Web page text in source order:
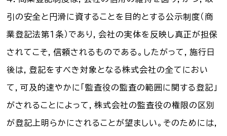
引の安全と円滑に資することを目的とする公示制度（商
業登記法第１条）であり，会社の実体を反映し真正が担保
されてこそ，信頼されるものである。したがって，施行日
後は，登記をすべき対象となる株式会社の全てにおい
て，可及的速やかに「監査役の監査の範囲に関する登記」
がされることによって，株式会社の監査役の権限の区別
が登記上明らかにされることが望ましい。そのためには，